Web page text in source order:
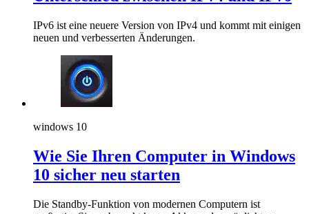
IPv6 ist eine neuere Version von IPv4 und kommt mit einigen
neuen und verbesserten Änderungen.
windows 10
Wie Sie Ihren Computer in Windows
10 sicher neu starten
Die Standby-Funktion von modernen Computern ist